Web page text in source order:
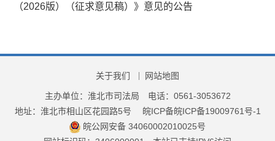
（2026版）（征求意见稿）》意见的公告
关于我们 网站地图
主办单位：淮北市司法局
电话：0561-3053672
地址：淮北市相山区花园路5号
皖ICP备皖ICP备19009761号-1
皖公网安备 34060002010025号